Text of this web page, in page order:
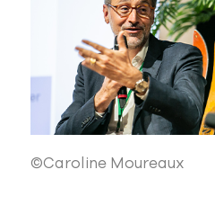
©Caroline Moureaux